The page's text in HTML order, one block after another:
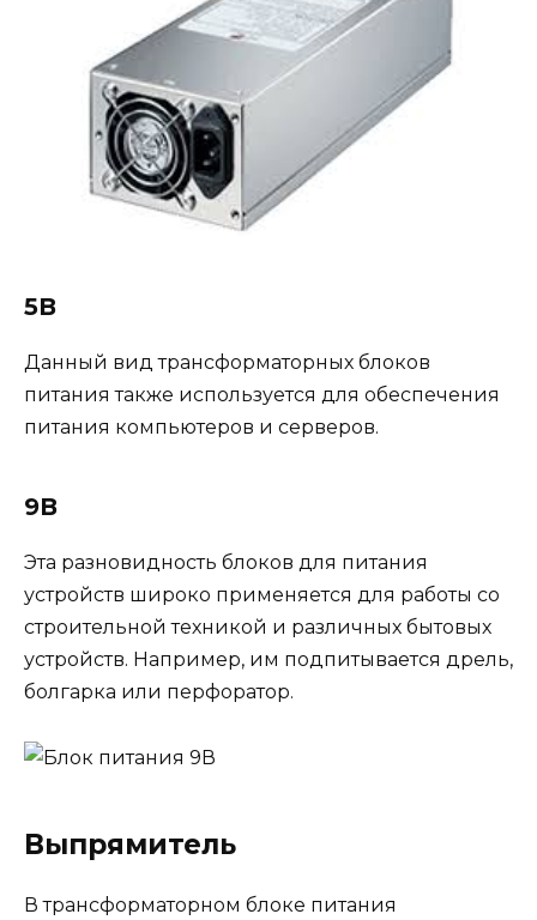
5В
Данный вид трансформаторных блоков
питания также используется для обеспечения
питания компьютеров и серверов.
9В
Эта разновидность блоков для питания
устройств широко применяется для работы со
строительной техникой и различных бытовых
устройств. Например, им подпитывается дрель,
болгарка или перфоратор.
Выпрямитель
В трансформаторном блоке питания